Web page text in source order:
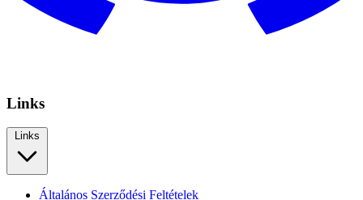
Links
Links
Általános Szerződési Feltételek